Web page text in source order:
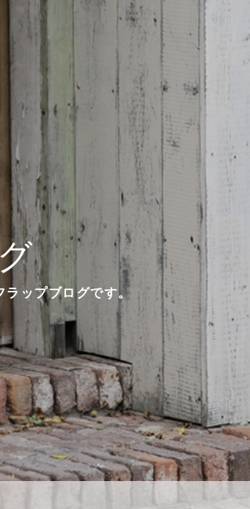
ラップブログです。